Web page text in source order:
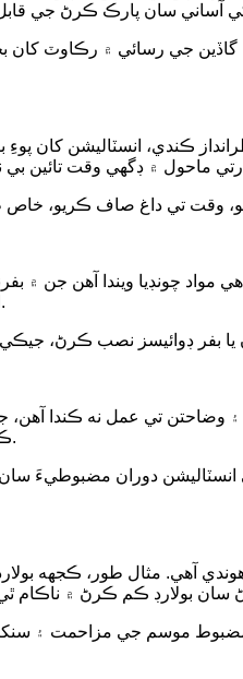
جي رسائي ۾ رڪاوٽ کان
ڪندي، انسٽاليشن
چونڊيا ويندا آهن جن ۾
اهي ٽڪرائجي وڃن ٿا، گاڏي ۽ بولارڊ کي ٻيڻو نقصان پهچائڻ آسان آهي.
۽ وضاحتن تي عمل نه ڪندا
ڪري بولارڊز کي اهو حفاظتي اثر نه هوندو جيڪو انهن کي هجڻ گهرجي.
انسٽاليشن دوران
مثال طور، ڪجهه بولارڊ
موسم جي مزاحمت ۽